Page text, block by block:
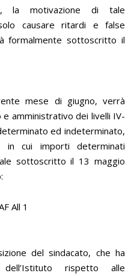
la motivazione di tale
causare ritardi e false
formalmente sottoscritto il
mese di giugno, verrà
amministrativo dei livelli IV-
ed indeterminato,
in cui importi determinati
sottoscritto il 13 maggio
del sindacato, che ha
dell’Istituto rispetto alle